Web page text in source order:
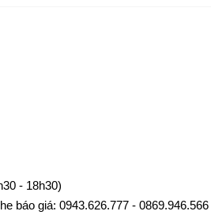
- 18h30)
báo giá: 0943.626.777 -